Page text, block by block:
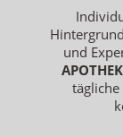
Vertrag
Copyright © 2007 -
und